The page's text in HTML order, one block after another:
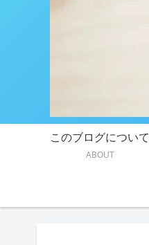
このブログについて
ABOUT